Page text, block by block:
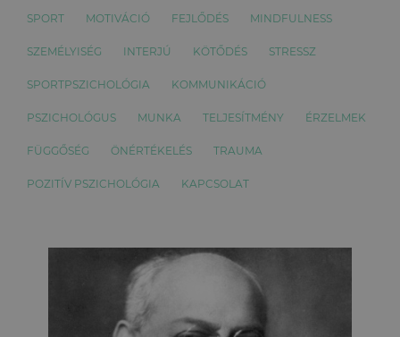
SPORT MOTIVÁCIÓ FEJLŐDÉS MINDFULNESS
SZEMÉLYISÉG INTERJÚ KÖTŐDÉS STRESSZ
SPORTPSZICHOLÓGIA KOMMUNIKÁCIÓ
PSZICHOLÓGUS MUNKA TELJESÍTMÉNY ÉRZELMEK
FÜGGŐSÉG ÖNÉRTÉKELÉS TRAUMA
POZITÍV PSZICHOLÓGIA KAPCSOLAT